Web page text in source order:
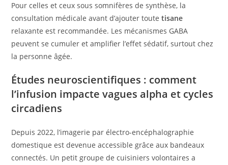
Pour celles et ceux sous somnifères de synthèse, la
consultation médicale avant d’ajouter toutetisane
relaxante est recommandée. Les mécanismes GABA
peuvent se cumuler et amplifier l’effet sédatif, surtout chez
la personne âgée.
Études neuroscientifiques : comment
l’infusion impacte vagues alpha et cycles
circadiens
Depuis 2022, l’imagerie par électro-encéphalographie
domestique est devenue accessible grâce aux bandeaux
connectés. Un petit groupe de cuisiniers volontaires a